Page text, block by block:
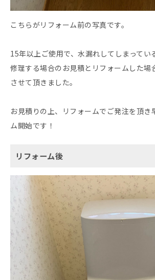
こちらがリフォーム前の写真です。
15年以上ご使用で、水漏れしてしまってい
修理する場合のお見積とリフォームした場
させて頂きました。
お見積りの上、リフォームでご発注を頂き
ム開始です！
リフォーム後